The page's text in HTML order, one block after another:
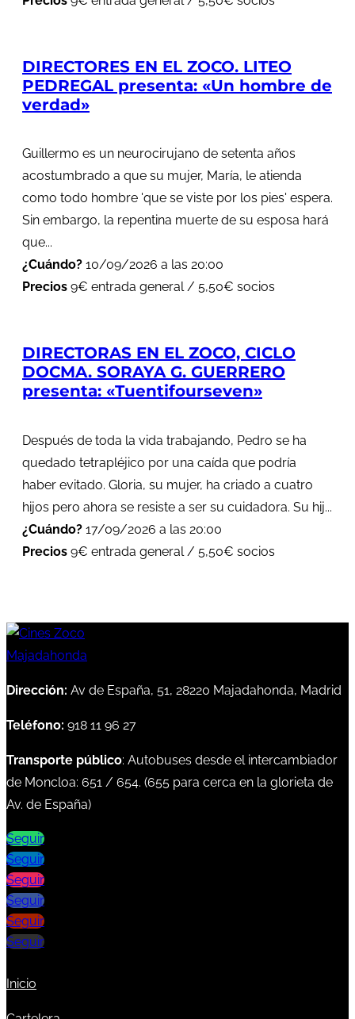
DIRECTORES EN EL ZOCO. LITEO
PEDREGAL presenta: «Un hombre de
verdad»
Guillermo es un neurocirujano de setenta años
acostumbrado a que su mujer, María, le atienda
como todo hombre 'que se viste por los pies' espera.
Sin embargo, la repentina muerte de su esposa hará
que...
¿Cuándo? 10/09/2026 a las 20:00
Precios 9€ entrada general / 5,50€ socios
DIRECTORAS EN EL ZOCO, CICLO
DOCMA. SORAYA G. GUERRERO
presenta: «Tuentifourseven»
Después de toda la vida trabajando, Pedro se ha
quedado tetrapléjico por una caída que podría
haber evitado. Gloria, su mujer, ha criado a cuatro
hijos pero ahora se resiste a ser su cuidadora. Su hij...
¿Cuándo? 17/09/2026 a las 20:00
Precios 9€ entrada general / 5,50€ socios
Dirección: Av de España, 51, 28220 Majadahonda, Madrid
Teléfono: 918 11 96 27
Transporte público: Autobuses desde el intercambiador
de Moncloa: 651 / 654. (655 para cerca en la glorieta de
Av. de España)
Seguir
Seguir
Seguir
Seguir
Seguir
Seguir
Inicio